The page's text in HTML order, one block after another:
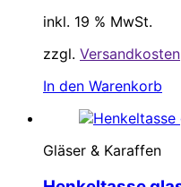
inkl. 19 % MwSt.
zzgl. Versandkosten
In den Warenkorb
Gläser & Karaffen